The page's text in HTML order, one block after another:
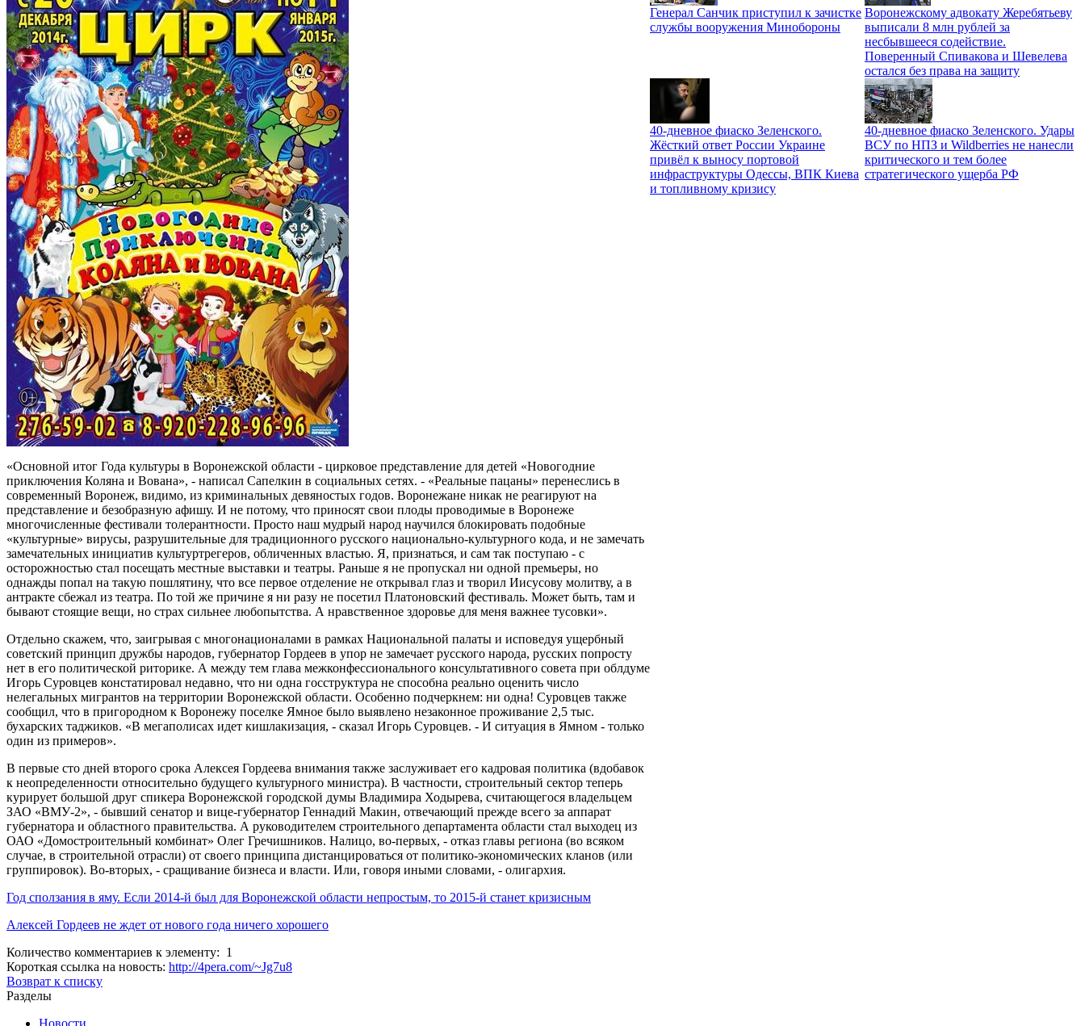
«Основной итог Года культуры в Воронежской области - цирковое представление для детей «Новогодние
приключения Коляна и Вована», - написал Сапелкин в социальных сетях. - «Реальные пацаны» перенеслись в
современный Воронеж, видимо, из криминальных девяностых годов. Воронежане никак не реагируют на
представление и безобразную афишу. И не потому, что приносят свои плоды проводимые в Воронеже
многочисленные фестивали толерантности. Просто наш мудрый народ научился блокировать подобные
«культурные» вирусы, разрушительные для традиционного русского национально-культурного кода, и не замечать
замечательных инициатив культуртрегеров, обличенных властью. Я, признаться, и сам так поступаю - с
осторожностью стал посещать местные выставки и театры. Раньше я не пропускал ни одной премьеры, но
однажды попал на такую пошлятину, что все первое отделение не открывал глаз и творил Иисусову молитву, а в
антракте сбежал из театра. По той же причине я ни разу не посетил Платоновский фестиваль. Может быть, там и
бывают стоящие вещи, но страх сильнее любопытства. А нравственное здоровье для меня важнее тусовки».
Отдельно скажем, что, заигрывая с многонационалами в рамках Национальной палаты и исповедуя ущербный
советский принцип дружбы народов, губернатор Гордеев в упор не замечает русского народа, русских попросту
нет в его политической риторике. А между тем глава межконфессионального консультативного совета при облдуме
Игорь Суровцев констатировал недавно, что ни одна госструктура не способна реально оценить число
нелегальных мигрантов на территории Воронежской области. Особенно подчеркнем: ни одна! Суровцев также
сообщил, что в пригородном к Воронежу поселке Ямное было выявлено незаконное проживание 2,5 тыс.
бухарских таджиков. «В мегаполисах идет кишлакизация, - сказал Игорь Суровцев. - И ситуация в Ямном - только
один из примеров».
В первые сто дней второго срока Алексея Гордеева внимания также заслуживает его кадровая политика (вдобавок
к неопределенности относительно будущего культурного министра). В частности, строительный сектор теперь
курирует большой друг спикера Воронежской городской думы Владимира Ходырева, считающегося владельцем
ЗАО «ВМУ-2», - бывший сенатор и вице-губернатор Геннадий Макин, отвечающий прежде всего за аппарат
губернатора и областного правительства. А руководителем строительного департамента области стал выходец из
ОАО «Домостроительный комбинат» Олег Гречишников. Налицо, во-первых, - отказ главы региона (во всяком
случае, в строительной отрасли) от своего принципа дистанцироваться от политико-экономических кланов (или
группировок). Во-вторых, - сращивание бизнеса и власти. Или, говоря иными словами, - олигархия.
Год сползания в яму. Если 2014-й был для Воронежской области непростым, то 2015-й станет кризисным
Алексей Гордеев не ждет от нового года ничего хорошего
Количество комментариев к элементу: 1
Короткая ссылка на новость: http://4pera.com/~Jg7u8
Возврат к списку
Генерал Санчик приступил к зачистке
службы вооружения Минобороны
Воронежскому адвокату Жеребятьеву
выписали 8 млн рублей за
несбывшееся содействие.
Поверенный Спивакова и Шевелева
остался без права на защиту
40-дневное фиаско Зеленского.
Жёсткий ответ России Украине
привёл к выносу портовой
инфраструктуры Одессы, ВПК Киева
и топливному кризису
40-дневное фиаско Зеленского. Удары
ВСУ по НПЗ и Wildberries не нанесли
критического и тем более
стратегического ущерба РФ
Разделы
Новости